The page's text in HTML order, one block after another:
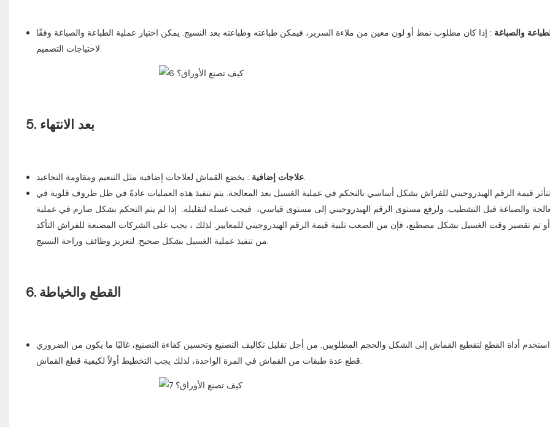
والصباغة : إذا كان مطلوب نمط أو لون معين من ملاءة السرير، فيمكن طباعته وطباعته بعد النسيج. يمكن اختيار عملية الطباعة والصباغة وفقًا
لاحتياجات التصميم.
5. بعد الانتهاء
علاجات إضافية: يخضع القماش لعلاجات إضافية مثل التنعيم ومقاومة التجاعيد.
قيمة الرقم الهيدروجيني للفراش بشكل أساسي بالتحكم في عملية الغسيل بعد المعالجة. ‌يتم تنفيذ هذه العمليات عادةً في ظل ظروف قلوية في
والصباغة قبل التشطيب. ولرفع مستوى الرقم الهيدروجيني إلى مستوى قياسي، ‌ فيجب غسله لتقليله. ‌ إذا لم يتم التحكم بشكل صارم في عملية
تم تقصير وقت الغسيل بشكل مصطنع، فإن ‌من الصعب تلبية قيمة الرقم الهيدروجيني للمعايير. لذلك ، ‌يجب على الشركات المصنعة للفراش التأكد
من تنفيذ عملية الغسيل بشكل صحيح. لتعزيز وظائف وراحة النسيج.
6. القطع والخياطة
أداة القطع لتقطيع القماش إلى الشكل والحجم المطلوبين. من أجل تقليل تكاليف التصنيع وتحسين كفاءة التصنيع، غالبًا ما يكون من الضروري
قطع عدة طبقات من القماش في المرة الواحدة، لذلك يجب التخطيط أولاً لكيفية قطع القماش.